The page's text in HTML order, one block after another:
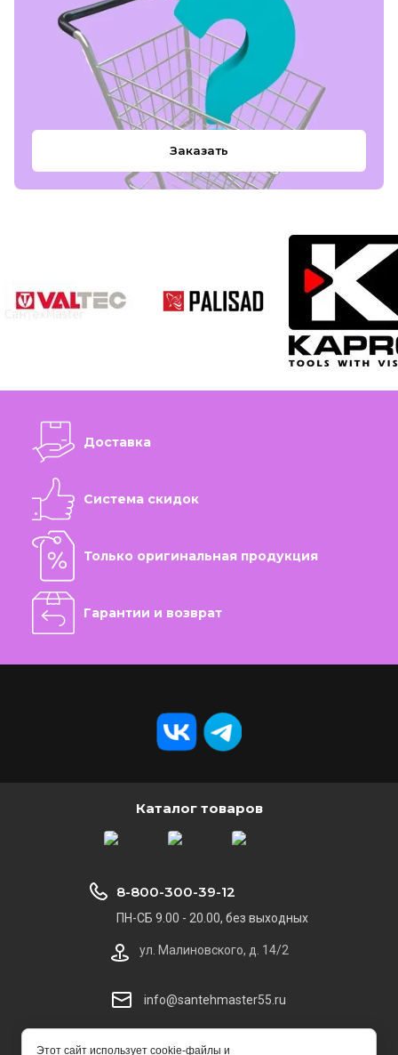
Заказать
Доставка
Система скидок
Только оригинальная продукция
Гарантии и возврат
Каталог товаров
© 2014 - 2025 СантехMaster
8-800-300-39-12
ПН-СБ 9.00 - 20.00, без выходных
ул. Малиновского, д. 14/2
info@santehmaster55.ru
Этот сайт использует cookie-файлы и